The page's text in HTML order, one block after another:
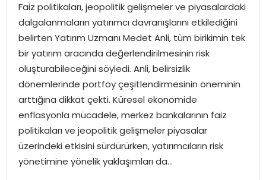
EĞITIM
MAGAZIN
SPOR
YAŞAM
Faiz politikaları, jeopolitik gelişmeler ve piyasalardaki
dalgalanmaların yatırımcı davranışlarını etkilediğini
belirten Yatırım Uzmanı Medet Anli, tüm birikimin tek
bir yatırım aracında değerlendirilmesinin risk
oluşturabileceğini söyledi. Anli, belirsizlik
dönemlerinde portföy çeşitlendirmesinin öneminin
arttığına dikkat çekti. Küresel ekonomide
enflasyonla mücadele, merkez bankalarının faiz
politikaları ve jeopolitik gelişmeler piyasalar
üzerindeki etkisini sürdürürken, yatırımcıların risk
yönetimine yönelik yaklaşımları da…